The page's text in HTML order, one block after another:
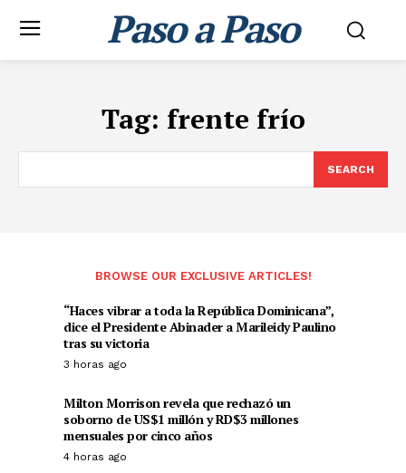
Paso a Paso
Tag: frente frío
SEARCH
BROWSE OUR EXCLUSIVE ARTICLES!
“Haces vibrar a toda la República Dominicana”,
dice el Presidente Abinader a Marileidy Paulino
tras su victoria
3 horas ago
Milton Morrison revela que rechazó un
soborno de US$1 millón y RD$3 millones
mensuales por cinco años
4 horas ago